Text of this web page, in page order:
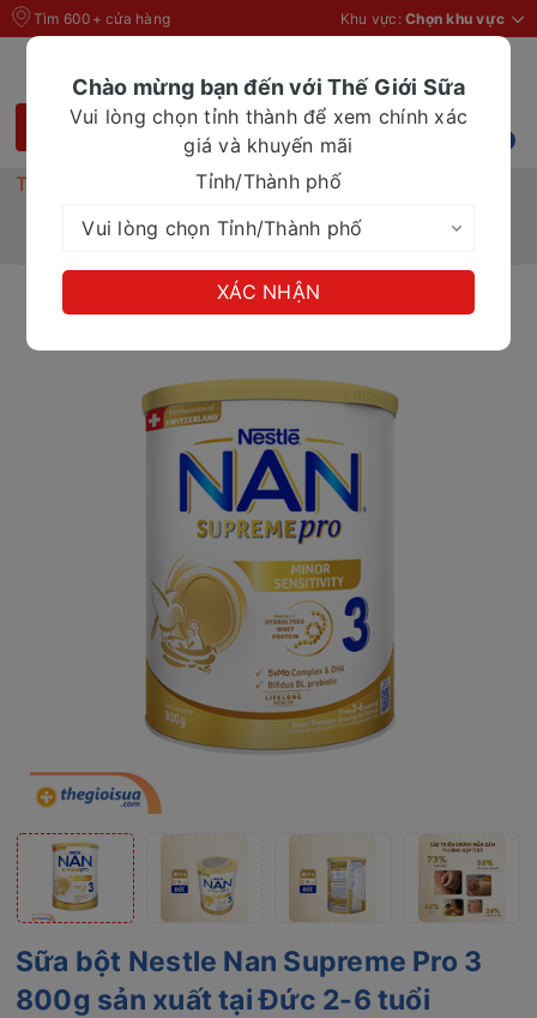
Tìm 600+ cửa hàng Khu vực: Chọn khu vực
Trang chủ
Sữa bột cho bé
Sữa bột Nestle Nan Supreme Pro 3 800g sản xuất
tại Đức 2-6 tuổi
Sữa bột Nestle Nan Supreme Pro 3
800g sản xuất tại Đức 2-6 tuổi
Chào mừng bạn đến với Thế Giới Sữa
Vui lòng chọn tỉnh thành để xem chính xác
giá và khuyến mãi
Tỉnh/Thành phố
XÁC NHẬN